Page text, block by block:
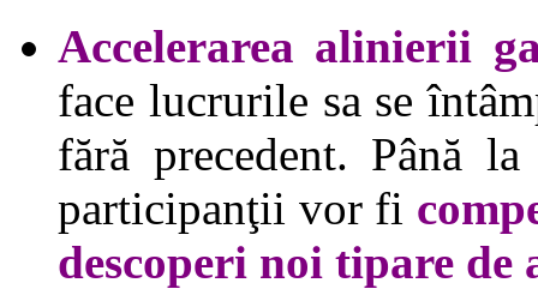
Accelerarea alinierii
face lucrurile sa se
fără precedent. Până
participanţii vor fi
descoperi noi tipare de